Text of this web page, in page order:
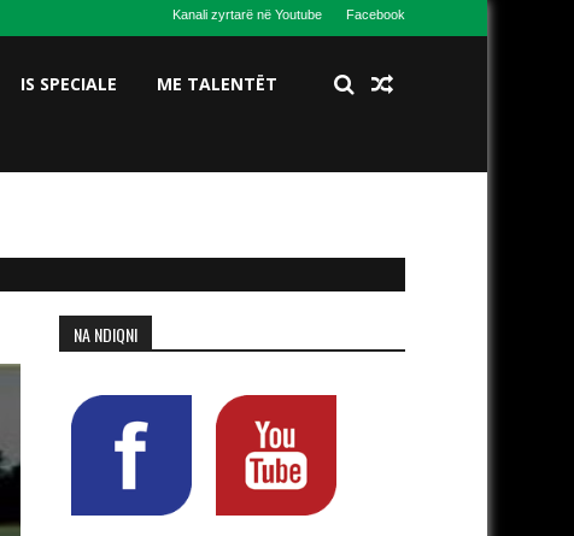
Kanali zyrtarë në Youtube Facebook
IS SPECIALE ME TALENTËT
NA NDIQNI